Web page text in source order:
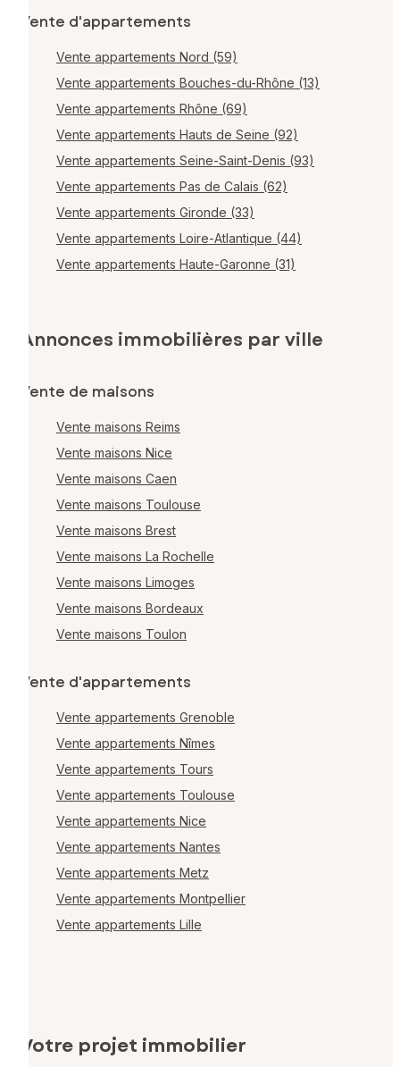
Vente d'appartements
Vente appartements Nord (59)
Vente appartements Bouches-du-Rhône (13)
Vente appartements Rhône (69)
Vente appartements Hauts de Seine (92)
Vente appartements Seine-Saint-Denis (93)
Vente appartements Pas de Calais (62)
Vente appartements Gironde (33)
Vente appartements Loire-Atlantique (44)
Vente appartements Haute-Garonne (31)
Annonces immobilières par ville
Vente de maisons
Vente maisons Reims
Vente maisons Nice
Vente maisons Caen
Vente maisons Toulouse
Vente maisons Brest
Vente maisons La Rochelle
Vente maisons Limoges
Vente maisons Bordeaux
Vente maisons Toulon
Vente d'appartements
Vente appartements Grenoble
Vente appartements Nîmes
Vente appartements Tours
Vente appartements Toulouse
Vente appartements Nice
Vente appartements Nantes
Vente appartements Metz
Vente appartements Montpellier
Vente appartements Lille
Votre projet immobilier